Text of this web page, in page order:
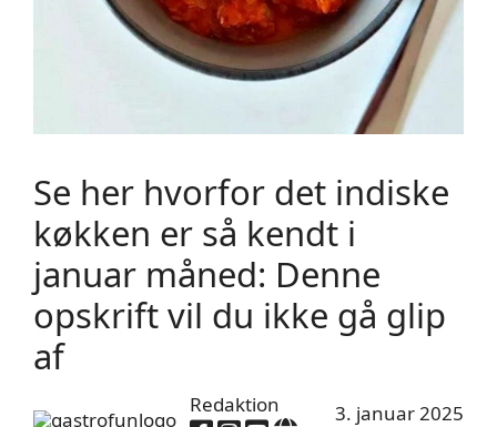
Se her hvorfor det indiske
køkken er så kendt i
januar måned: Denne
opskrift vil du ikke gå glip
af
Redaktion 3. januar 2025